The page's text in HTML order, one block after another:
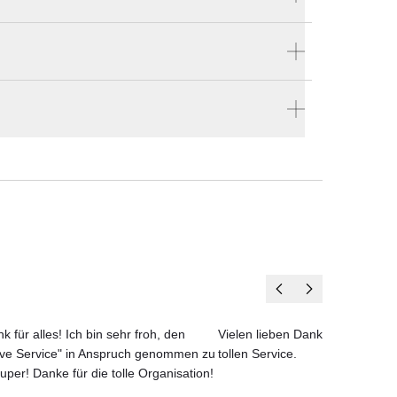
für alles! Ich bin sehr froh, den
Service" in Anspruch genommen zu
Danke für die tolle Organisation!
Vielen lieben Dank für das
tollen Service.